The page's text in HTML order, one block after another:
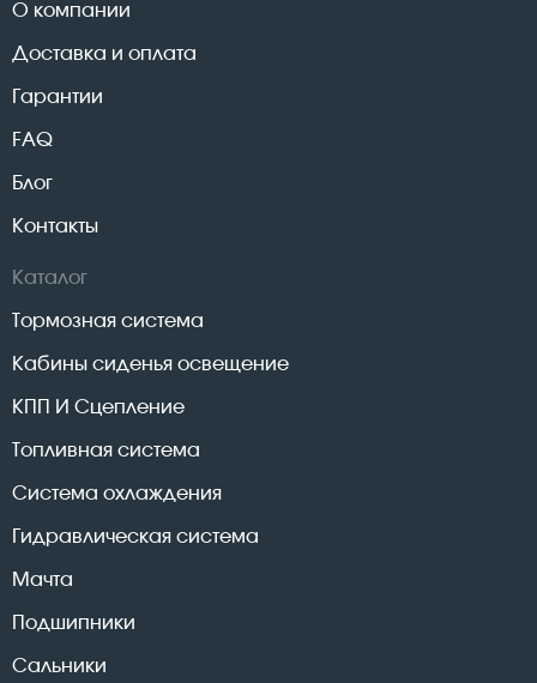
О компании
Доставка и оплата
Гарантии
FAQ
Блог
Контакты
Каталог
Тормозная система
Кабины сиденья освещение
КПП И Сцепление
Топливная система
Система охлаждения
Гидравлическая система
Мачта
Подшипники
Сальники